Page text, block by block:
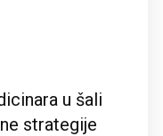
u šali
strategije